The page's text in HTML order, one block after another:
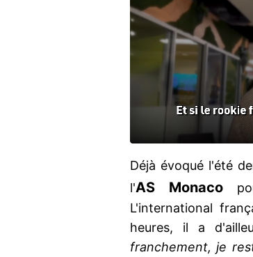
Déjà évoqué l'été
l'AS Monaco
L'international
heures, il a
franchement, je